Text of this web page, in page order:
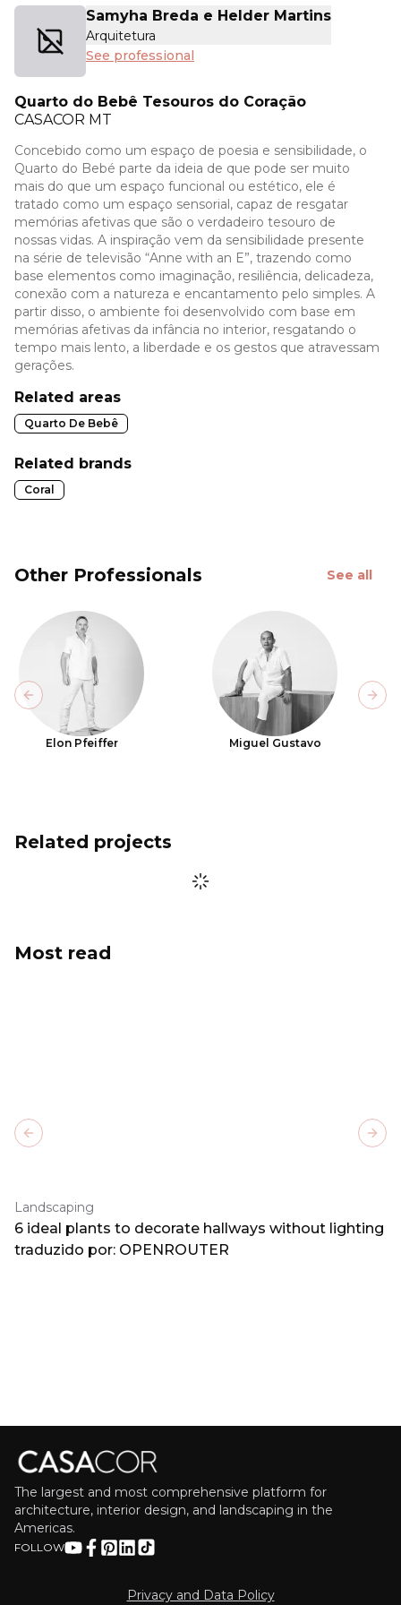
Samyha Breda e Helder Martins
Arquitetura
See professional
Quarto do Bebê Tesouros do Coração
CASACOR MT
Concebido como um espaço de poesia e sensibilidade, o
Quarto do Bebé parte da ideia de que pode ser muito
mais do que um espaço funcional ou estético, ele é
tratado como um espaço sensorial, capaz de resgatar
memórias afetivas que são o verdadeiro tesouro de
nossas vidas. A inspiração vem da sensibilidade presente
na série de televisão “Anne with an E”, trazendo como
base elementos como imaginação, resiliência, delicadeza,
conexão com a natureza e encantamento pelo simples. A
partir disso, o ambiente foi desenvolvido com base em
memórias afetivas da infância no interior, resgatando o
tempo mais lento, a liberdade e os gestos que atravessam
gerações.
Related areas
Quarto De Bebê
Related brands
Coral
Other Professionals See all
Elon Pfeiffer Miguel Gustavo
Previous slide
Related projects
Most read
Landscaping
6 ideal plants to decorate hallways without lighting
traduzido por: OPENROUTER
Previous slide
The largest and most comprehensive platform for
architecture, interior design, and landscaping in the
Americas.
FOLLOW
Privacy and Data Policy